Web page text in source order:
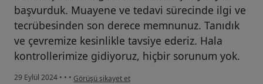
başvurduk. Muayene ve tedavi sürecinde ilgi ve
tecrübesinden son derece memnunuz. Tanıdık
ve çevremize kesinlikle tavsiye ederiz. Hala
kontrollerimize gidiyoruz, hiçbir sorunum yok.
29 Eylül 2024 • • • kullanıcının görüşüne göre a.....
Görüşü şikayet et